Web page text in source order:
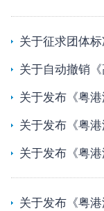
关于征求团体
关于自动撤销
关于发布《粤
关于发布《粤
关于发布《粤
关于发布《粤